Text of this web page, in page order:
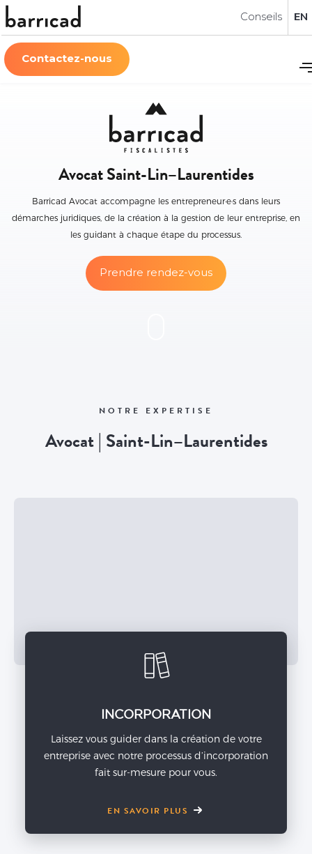
Conseils EN
Contactez-nous
Avocat Saint-Lin–Laurentides
Barricad Avocat accompagne les entrepreneur·e·s dans leurs
démarches juridiques, de la création à la gestion de leur entreprise, en
les guidant à chaque étape du processus.
Prendre rendez-vous
NOTRE EXPERTISE
Avocat | Saint-Lin–Laurentides
INCORPORATION
Laissez vous guider dans la création de votre
entreprise avec notre processus d’incorporation
fait sur-mesure pour vous.
EN SAVOIR PLUS